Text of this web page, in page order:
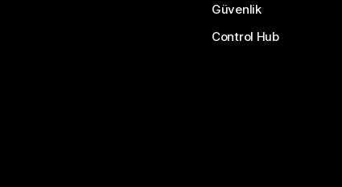
Güvenlik
Control Hub